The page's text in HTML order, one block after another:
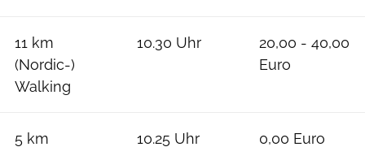
11 km
(Nordic-)
Walking
10.30 Uhr
20,00 - 40,00
Euro
5 km 10.25 Uhr 0,00 Euro